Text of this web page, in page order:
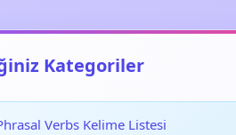
Kategoriler
Verbs Kelime Listesi